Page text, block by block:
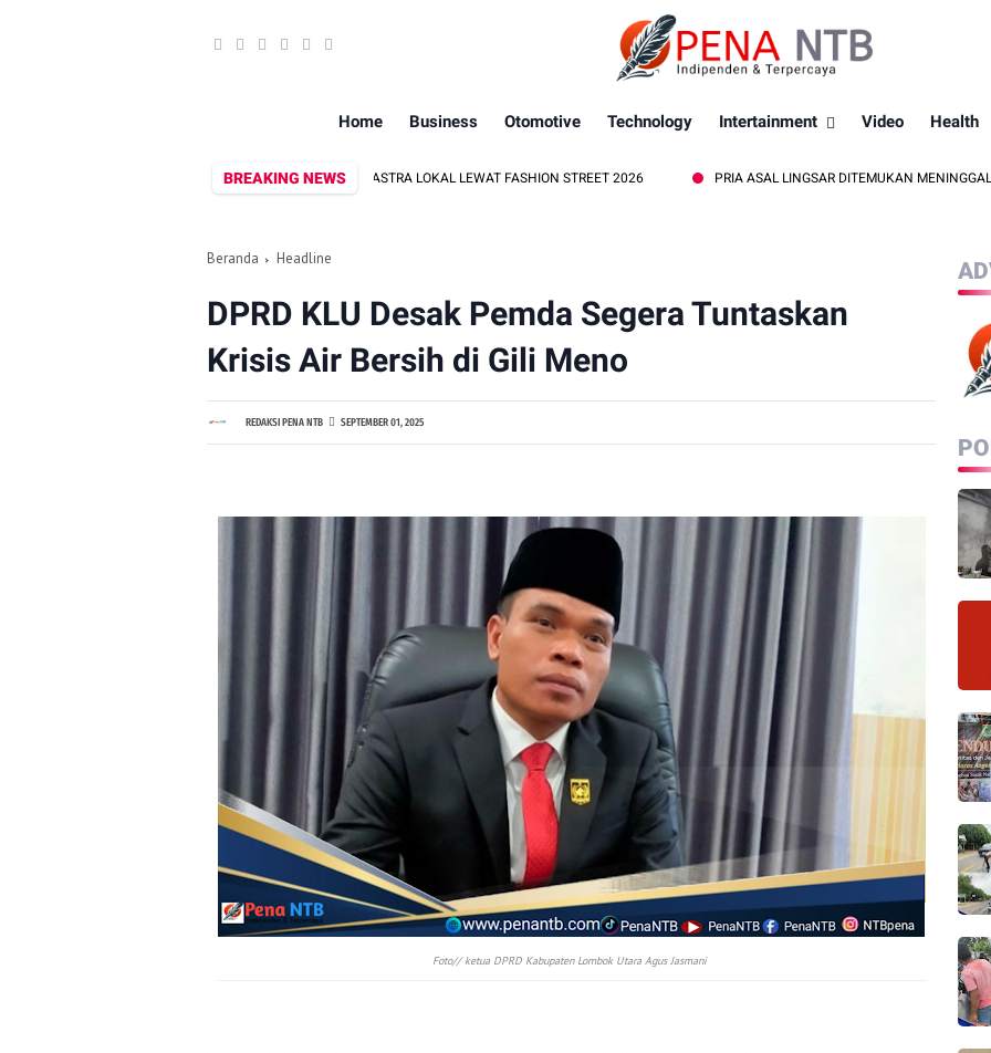
Home Business Otomotive Technology Intertainment Video Health
BREAKING NEWS
DISPAR LOMBOK UTARA DORONG PROMOSI WASTRA LOKAL LEWAT FASHION STREET 2026 PRIA ASAL LINGSAR DITEMUKAN MENINGGAL DUNIA DI
Beranda Headline
DPRD KLU Desak Pemda Segera Tuntaskan
Krisis Air Bersih di Gili Meno
REDAKSI PENA NTB SEPTEMBER 01, 2025
Foto// ketua DPRD Kabupaten Lombok Utara Agus Jasmani